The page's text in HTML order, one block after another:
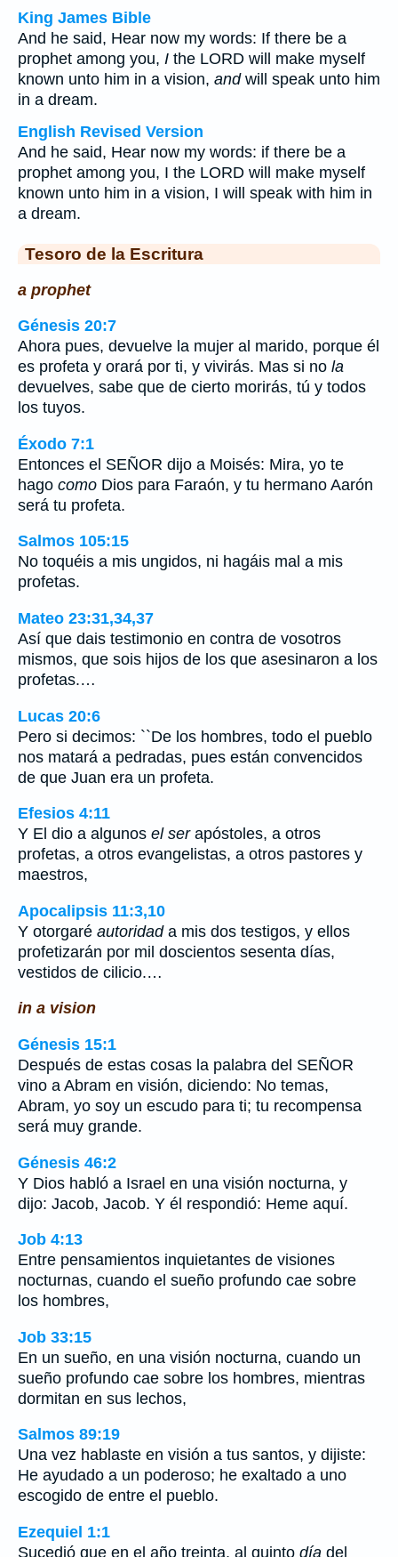
King James Bible
And he said, Hear now my words: If there be a
prophet among you, I the LORD will make myself
known unto him in a vision, andwill speak unto him
in a dream.
English Revised Version
And he said, Hear now my words: if there be a
prophet among you, I the LORD will make myself
known unto him in a vision, I will speak with him in
a dream.
Tesoro de la Escritura
a prophet
Génesis 20:7
Ahora pues, devuelve la mujer al marido, porque él
es profeta y orará por ti, y vivirás. Mas si no la
devuelves, sabe que de cierto morirás, tú y todos
los tuyos.
Éxodo 7:1
Entonces el SEÑOR dijo a Moisés: Mira, yo te
hago como Dios para Faraón, y tu hermano Aarón
será tu profeta.
Salmos 105:15
No toquéis a mis ungidos, ni hagáis mal a mis
profetas.
Mateo 23:31,34,37
Así que dais testimonio en contra de vosotros
mismos, que sois hijos de los que asesinaron a los
profetas.…
Lucas 20:6
Pero si decimos: ``De los hombres, todo el pueblo
nos matará a pedradas, pues están convencidos
de que Juan era un profeta.
Efesios 4:11
Y El dio a algunos el serapóstoles, a otros
profetas, a otros evangelistas, a otros pastores y
maestros,
Apocalipsis 11:3,10
Y otorgaré autoridada mis dos testigos, y ellos
profetizarán por mil doscientos sesenta días,
vestidos de cilicio.…
in a vision
Génesis 15:1
Después de estas cosas la palabra del SEÑOR
vino a Abram en visión, diciendo: No temas,
Abram, yo soy un escudo para ti; tu recompensa
será muy grande.
Génesis 46:2
Y Dios habló a Israel en una visión nocturna, y
dijo: Jacob, Jacob. Y él respondió: Heme aquí.
Job 4:13
Entre pensamientos inquietantes de visiones
nocturnas, cuando el sueño profundo cae sobre
los hombres,
Job 33:15
En un sueño, en una visión nocturna, cuando un
sueño profundo cae sobre los hombres, mientras
dormitan en sus lechos,
Salmos 89:19
Una vez hablaste en visión a tus santos, y dijiste:
He ayudado a un poderoso; he exaltado a uno
escogido de entre el pueblo.
Ezequiel 1:1
Sucedió que en el año treinta, al quinto día del